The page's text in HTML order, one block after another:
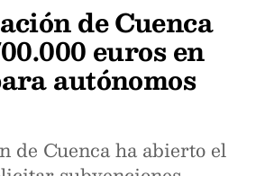
de Cuenca
euros en
autónomos
de Cuenca ha abierto el